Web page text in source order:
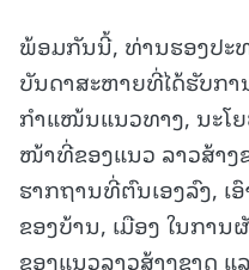
ພ້ອມກັນນີ້, ທ່ານຮອງປະ
ບັນດາສະຫາຍທີ່ໄດ້ຮັບກ
ກຳແໜ້ນແນວທາງ, ນະໂ
ໜ້າທີ່ຂອງແນວ ລາວສ້າງ
ຮາກຖານທີ່ຕົນເອງລົງ, ເ
ຂອງບ້ານ, ເມືອງ ໃນກາ
ຂອງແນວລາວສ້າງຊາດ